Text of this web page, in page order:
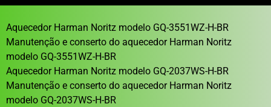
Aquecedor Harman Noritz modelo GQ-3551WZ-H-BR
Manutenção e conserto do aquecedor Harman Noritz
modelo GQ-3551WZ-H-BR
Aquecedor Harman Noritz modelo GQ-2037WS-H-BR
Manutenção e conserto do aquecedor Harman Noritz
modelo GQ-2037WS-H-BR